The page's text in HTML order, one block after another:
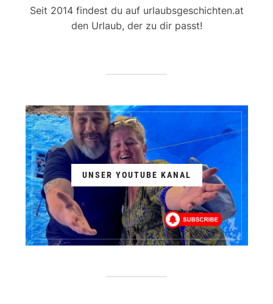
Seit 2014 findest du auf urlaubsgeschichten.at
den Urlaub, der zu dir passt!
UNSER YOUTUBE KANAL